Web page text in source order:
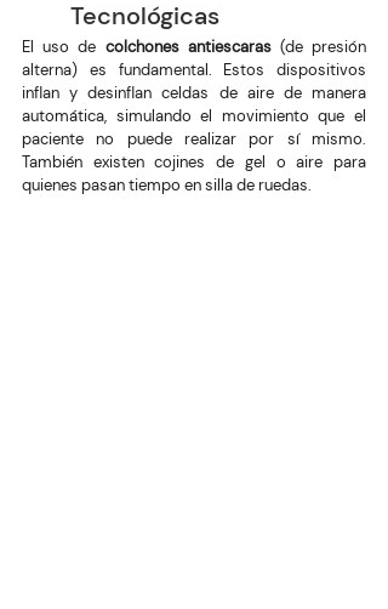
Tecnológicas
El uso de colchones antiescaras (de presión
alterna) es fundamental. Estos dispositivos
inflan y desinflan celdas de aire de manera
automática, simulando el movimiento que el
paciente no puede realizar por sí mismo.
También existen cojines de gel o aire para
quienes pasan tiempo en silla de ruedas.